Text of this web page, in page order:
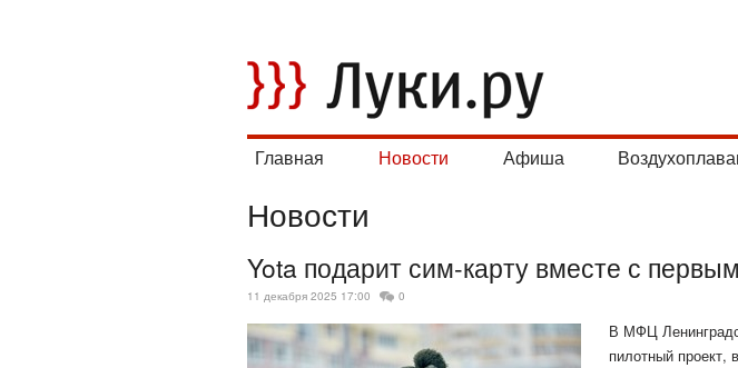
Главная Новости Афиша
Новости
Yota подарит сим-карту вместе с
11 декабря 2025 17:00 0
В МФЦ
пилотный проект,